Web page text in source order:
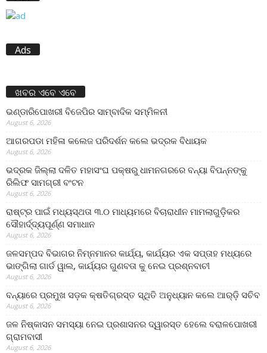
Ads
ଖବର ଏବେ ଏବେ
ଭଣ୍ଡାରିପୋଖରୀ ବିଜେପିର ସାମ୍ବାଦିକ ସମ୍ମିଳନୀ
August 6, 2026
ଆଗରପଡା ମହିଳା କଲେଜ ପରିଦର୍ଶନ କଲେ ଭଦ୍ରକ ବିଧାୟକ
August 6, 2026
ଭଦ୍ରକ ଜିଲ୍ଲା ଦଳିତ ମହାସଂଘ ପକ୍ଷରୁ ଧାମନଗରରେ ବନ୍ୟା ବିପନ୍ନଙ୍କୁ
ରିଲିଫ ସାମଗ୍ରୀ ବଂଟନ
August 6, 2026
ରାଷ୍ଟ୍ର ପାଇଁ ମଧ୍ୟସ୍ଥତା ୩.୦ ମାଧ୍ୟମରେ ବିଚାରାଧୀନ ମାମଲାଗୁଡ଼ିକର
ସୌହାର୍ଦ୍ଦ୍ୟପୂର୍ଣ୍ଣ ସମାଧାନ
August 6, 2026
ଜଳସମ୍ପଦ ବିଭାଗର ନିମ୍ନମାନର କାର୍ଯ୍ୟ, କାର୍ଯ୍ୟର ଏକ ସପ୍ତାହ ମଧ୍ୟରେ
ଭାଙ୍ଗିଲା ଗାର୍ଡ ୱାଲ, କାର୍ଯ୍ୟର ଗୁଣବତା କୁ ନେଇ ପ୍ରଶ୍ନବାଚୀ
August 6, 2026
ବନ୍ୟାରେ ପ୍ରମୁଖ ସଡ଼କ କ୍ଷତିଗ୍ରସ୍ତ ସ୍ଥିତି ଅନୁଧ୍ୟାନ କଲେ ଆର୍‌ଡ଼ି ସଚିବ
August 6, 2026
ଜଳ ନିଷ୍କାସନ ସମସ୍ୟା ନେଇ ପ୍ରଶାସନର ଦ୍ୱାରସ୍ତ ହେଲେ ବରାଳପୋଖରୀ
ଗ୍ରାମବାସୀ
August 6, 2026